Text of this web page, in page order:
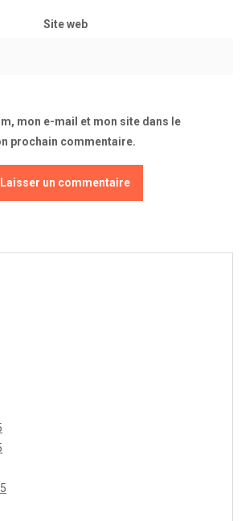
Site web
mon e-mail et mon site dans le
prochain commentaire.